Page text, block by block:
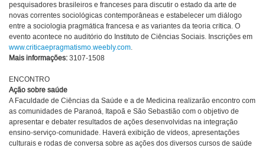
pesquisadores brasileiros e franceses para discutir o estado da arte de
novas correntes sociológicas contemporâneas e estabelecer um diálogo
entre a sociologia pragmática francesa e as variantes da teoria crítica. O
evento acontece no auditório do Instituto de Ciências Sociais. Inscrições em
www.criticaepragmatismo.weebly.com.
Mais informações: 3107-1508
ENCONTRO
Ação sobre saúde
A Faculdade de Ciências da Saúde e a de Medicina realizarão encontro com
as comunidades de Paranoá, Itapoã e São Sebastião com o objetivo de
apresentar e debater resultados de ações desenvolvidas na integração
ensino-serviço-comunidade. Haverá exibição de vídeos, apresentações
culturais e rodas de conversa sobre as ações dos diversos cursos de saúde